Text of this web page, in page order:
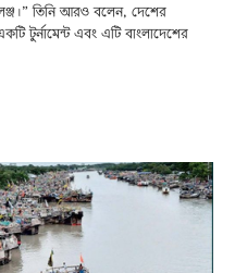
তিনি আরও বলেন, দেশের
টুর্নামেন্ট এবং এটি বাংলাদেশের